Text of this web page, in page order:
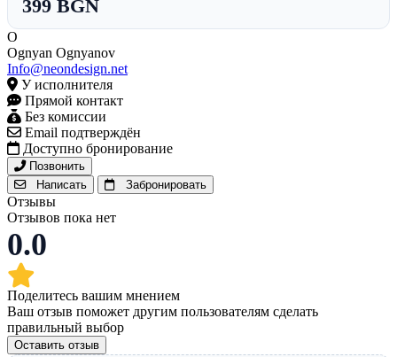
399 BGN
O
Ognyan Ognyanov
Info@neondesign.net
У исполнителя
Прямой контакт
Без комиссии
Email подтверждён
Доступно бронирование
Позвонить
Написать
Забронировать
Отзывы
Отзывов пока нет
0.0
Поделитесь вашим мнением
Ваш отзыв поможет другим пользователям сделать
правильный выбор
Оставить отзыв